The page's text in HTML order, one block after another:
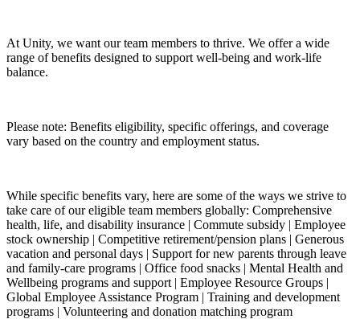
At Unity, we want our team members to thrive. We offer a wide
range of benefits designed to support well-being and work-life
balance.
Please note: Benefits eligibility, specific offerings, and coverage
vary based on the country and employment status.
While specific benefits vary, here are some of the ways we strive to
take care of our eligible team members globally: Comprehensive
health, life, and disability insurance | Commute subsidy | Employee
stock ownership | Competitive retirement/pension plans | Generous
vacation and personal days | Support for new parents through leave
and family-care programs | Office food snacks | Mental Health and
Wellbeing programs and support | Employee Resource Groups |
Global Employee Assistance Program | Training and development
programs | Volunteering and donation matching program